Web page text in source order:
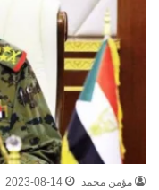
مؤمن محمد 2023-08-14